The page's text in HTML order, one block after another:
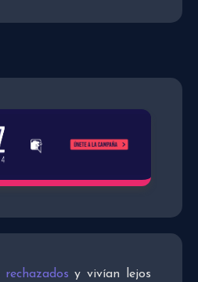
rechazadosy vivían lejos